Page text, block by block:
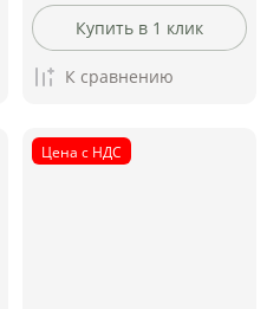
Купить в 1 клик
К сравнению
Цена с НДС